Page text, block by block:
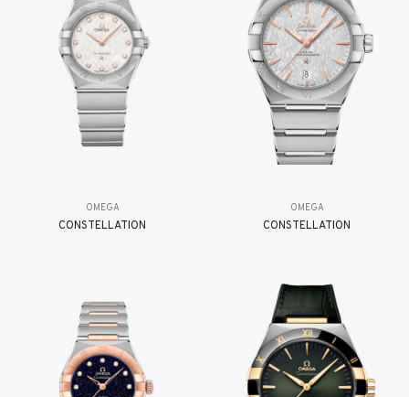
OMEGA
CONSTELLATION
OMEGA
CONSTELLATION